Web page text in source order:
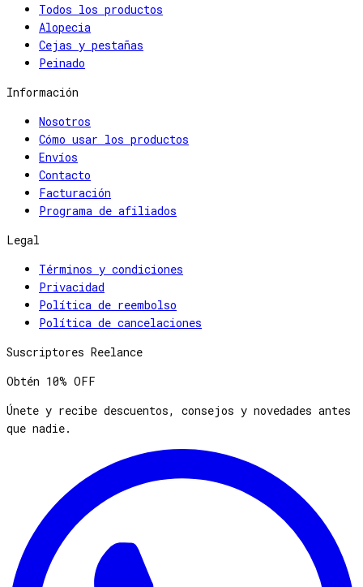
Todos los productos
Alopecia
Cejas y pestañas
Peinado
Información
Nosotros
Cómo usar los productos
Envíos
Contacto
Facturación
Programa de afiliados
Legal
Términos y condiciones
Privacidad
Política de reembolso
Política de cancelaciones
Suscriptores Reelance
Obtén 10% OFF
Únete y recibe descuentos, consejos y novedades antes
que nadie.